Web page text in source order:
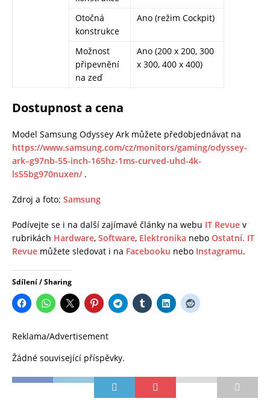
Otočná
konstrukce
Ano (režim Cockpit)
Možnost
připevnění
na zeď
Ano (200 x 200, 300
x 300, 400 x 400)
Dostupnost a cena
Model Samsung Odyssey Ark můžete předobjednávat na
https://www.samsung.com/cz/monitors/gaming/odyssey-
ark–g97nb-55-inch-165hz-1ms-curved-uhd-4k-
ls55bg970nuxen/.
Zdroj a foto: Samsung
Podívejte se i na další zajímavé články na webu IT Revue v
rubrikách Hardware, Software, Elektronika nebo Ostatní. IT
Revue můžete sledovat i na Facebooku nebo Instagramu.
Sdílení / Sharing
Reklama/Advertisement
Žádné související příspěvky.